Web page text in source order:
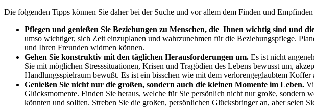
Die folgenden Tipps können Sie daher bei der Suche und vor allem dem Finden und
Pflegen und genießen Sie Beziehungen zu Menschen, die Ihnen wichtig sind und
umso wichtiger, sich Zeit einzuplanen und wahrzunehmen für die Beziehungspflege.
und Ihren Freunden widmen können.
Gehen Sie konstruktiv mit den täglichen Herausforderungen um. Es ist nicht
Sie mit möglichen Stresssituationen, Krisen und Tragödien des Lebens bewusst um,
Handlungsspielraum bewußt. Es ist ein bisschen wie mit dem verlorengeglaubtem
Genießen Sie nicht nur die großen, sondern auch die kleinen Momente im Leben.
Glücksmomente. Finden Sie heraus, welche für Sie persönlich nicht nur große,
könnten und sollten. Streben Sie die großen, persönlichen Glücksbringer an, aber seien